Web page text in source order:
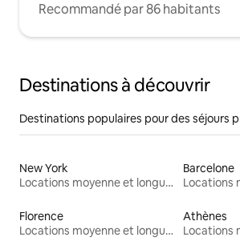
Recommandé par 86 habitants
Destinations à découvrir
Destinations populaires pour des séjours
New York
Locations moyenne et longue durée
Barcelone
Florence
Locations moyenne et longue durée
Athènes